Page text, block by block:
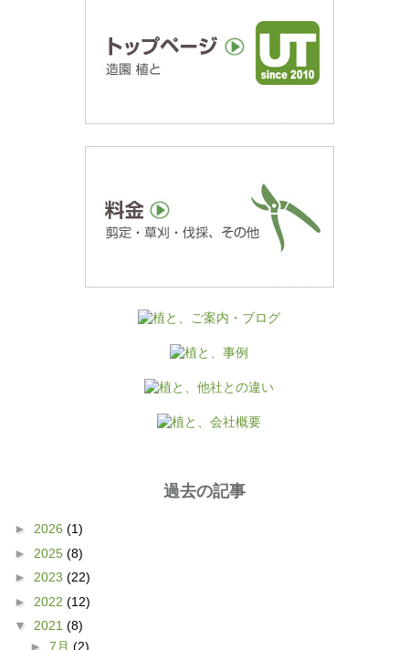
過去の記事
► 2026 (1)
► 2025 (8)
► 2023 (22)
► 2022 (12)
▼ 2021 (8)
► 7月 (2)